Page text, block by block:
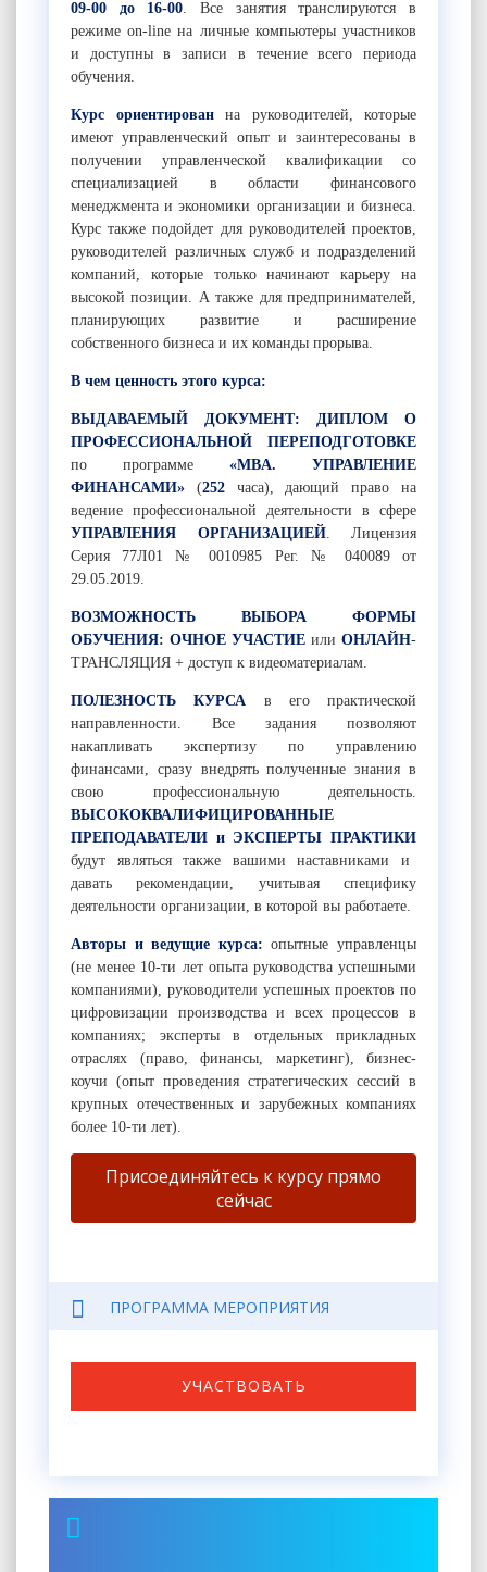
09-00 до 16-00
Все занятия транслируются в
режиме on-line на личные компьютеры участников
и доступны в записи в течение всего периода
обучения.
Курс ориентированна руководителей, которые
имеют управленческий опыт и заинтересованы в
получении управленческой квалификации со
специализацией в области финансового
менеджмента и экономики организации и бизнеса.
Курс также подойдет для руководителей проектов,
руководителей различных служб и подразделений
компаний, которые только начинают карьеру на
высокой позиции. А также для предпринимателей,
планирующих развитие и расширение
собственного бизнеса и их команды прорыва.
В чем ценность этого курса:
ВЫДАВАЕМЫЙ ДОКУМЕНТ:
ДИПЛОМ О
ПРОФЕССИОНАЛЬНОЙ ПЕРЕПОДГОТОВКЕ
по программе
«MBA. УПРАВЛЕНИЕ
ФИНАНСАМИ» (252 часа),
дающий право на
ведение профессиональной деятельности в сфере
УПРАВЛЕНИЯ ОРГАНИЗАЦИЕЙ. Лицензия
Серия 77Л01 № 0010985 Рег. № 040089 от
29.05.2019.
ВОЗМОЖНОСТЬ ВЫБОРА ФОРМЫ
ОБУЧЕНИЯ: ОЧНОЕ УЧАСТИЕ или ОНЛАЙН-
ТРАНСЛЯЦИЯ + доступ к видеоматериалам.
ПОЛЕЗНОСТЬ КУРСА в его практической
направленности. Все задания позволяют
накапливать экспертизу по управлению
финансами, сразу внедрять полученные знания в
свою профессиональную деятельность.
ВЫСОКОКВАЛИФИЦИРОВАННЫЕ
ПРЕПОДАВАТЕЛИ и ЭКСПЕРТЫ ПРАКТИКИ
будут являться также вашими наставниками и
давать рекомендации, учитывая специфику
деятельности организации, в которой вы работаете.
Авторы и ведущие курса:опытные управленцы
(не менее 10-ти лет опыта руководства успешными
компаниями), руководители успешных проектов по
цифровизации производства и всех процессов в
компаниях; эксперты в отдельных прикладных
отраслях (право, финансы, маркетинг), бизнес-
коучи (опыт проведения стратегических сессий в
крупных отечественных и зарубежных компаниях
более 10-ти лет).
Присоединяйтесь к курсу прямо
сейчас
ПРОГРАММА МЕРОПРИЯТИЯ
УЧАСТВОВАТЬ